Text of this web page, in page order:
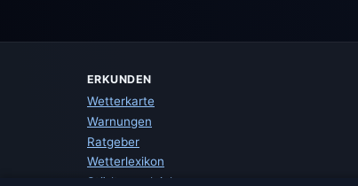
ERKUNDEN
Wetterkarte
Warnungen
Ratgeber
Wetterlexikon
Städtevergleich